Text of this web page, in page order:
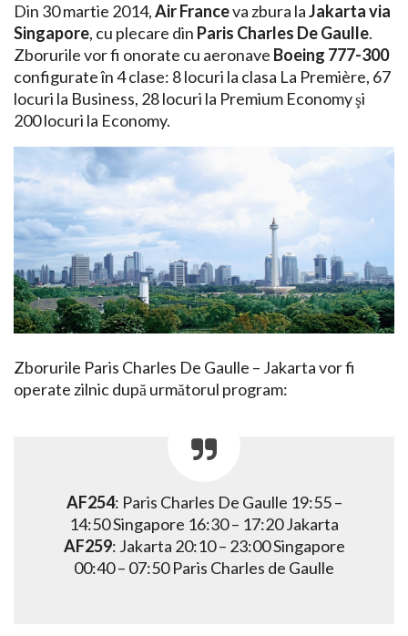
Din 30 martie 2014,Air Franceva zbura laJakarta via
Singapore, cu plecare din Paris Charles De Gaulle.
Zborurile vor fi onorate cu aeronave Boeing 777-300
configurate în 4 clase: 8 locuri la clasa La Première, 67
locuri la Business, 28 locuri la Premium Economy şi
200 locuri la Economy.
Zborurile Paris Charles De Gaulle – Jakarta vor fi
operate zilnic după următorul program:
AF254: Paris Charles De Gaulle 19:55 –
14:50 Singapore 16:30 – 17:20 Jakarta
AF259: Jakarta 20:10 – 23:00 Singapore
00:40 – 07:50 Paris Charles de Gaulle